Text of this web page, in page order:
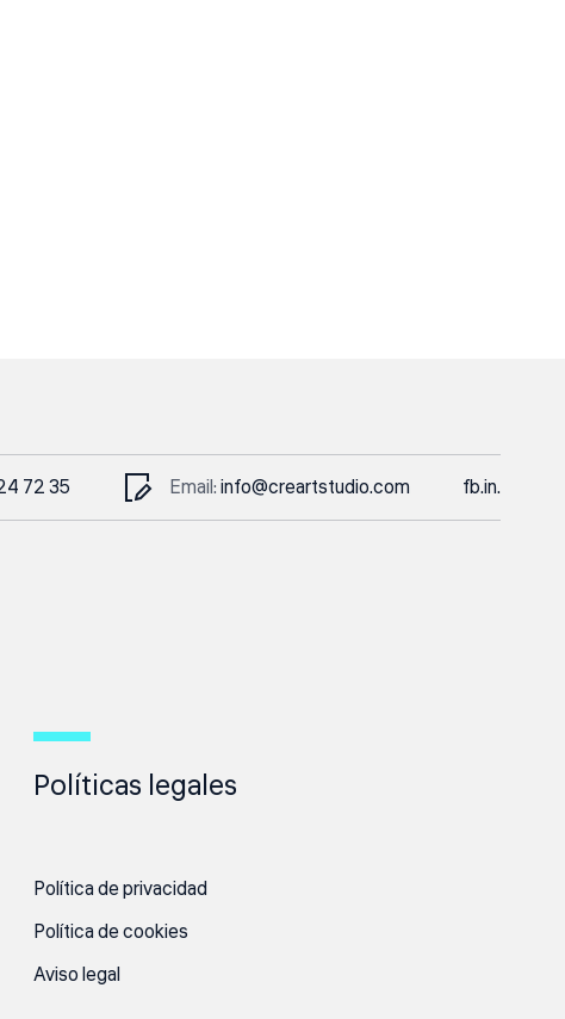
72 35 Email:info@creartstudio.com fb.in.
Políticas legales
Política de privacidad
Política de cookies
Aviso legal